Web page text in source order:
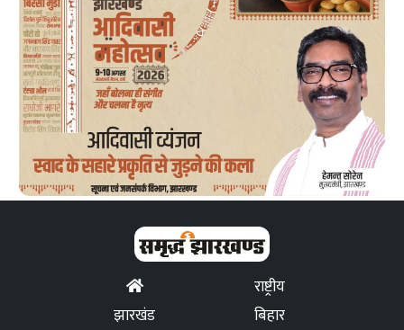
राष्ट्रीय
झारखंड
बिहार